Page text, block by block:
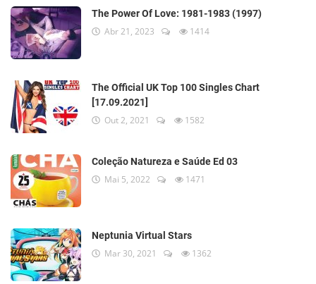
The Power Of Love: 1981-1983 (1997)
Abr 21, 2023 1414
The Official UK Top 100 Singles Chart
[17.09.2021]
Out 2, 2021 1582
Coleção Natureza e Saúde Ed 03
Mai 5, 2022 1471
Neptunia Virtual Stars
Mar 30, 2021 1362